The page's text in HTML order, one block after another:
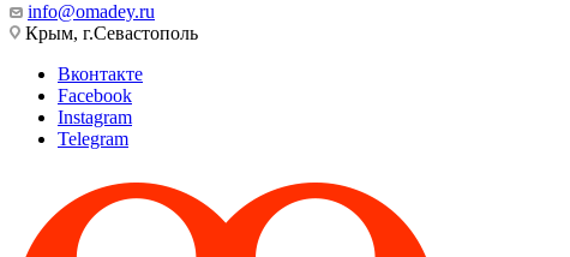
info@omadey.ru
Крым, г.Севастополь
Вконтакте
Facebook
Instagram
Telegram